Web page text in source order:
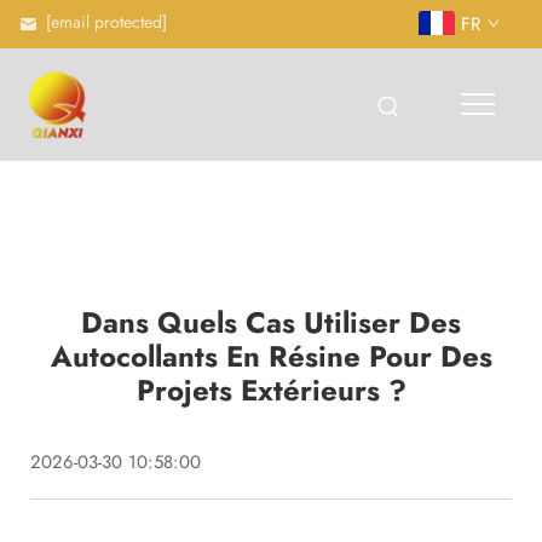
[email protected] FR
Dans Quels Cas Utiliser Des
Autocollants En Résine Pour Des
Projets Extérieurs ?
2026-03-30 10:58:00